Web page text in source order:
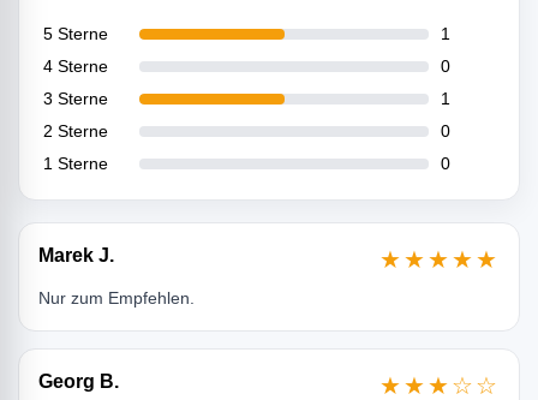
5 Sterne
1
4 Sterne
0
3 Sterne
1
2 Sterne
0
1 Sterne
0
Marek J. ★★★★★
Nur zum Empfehlen.
Georg B. ★★★☆☆